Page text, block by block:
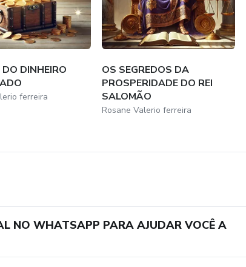
DINHEIRO
ferreira
OS SEGREDOS DA
PROSPERIDADE DO REI
SALOMÃO
Rosane Valerio ferreira
NO WHATSAPP PARA AJUDAR VOCÊ A